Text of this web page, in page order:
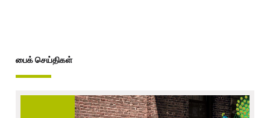
பைக் செய்திகள்